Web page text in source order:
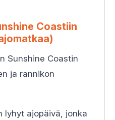
Coastiin
Sunshine Coastin
ja rannikon
lyhyt ajopäivä, jonka